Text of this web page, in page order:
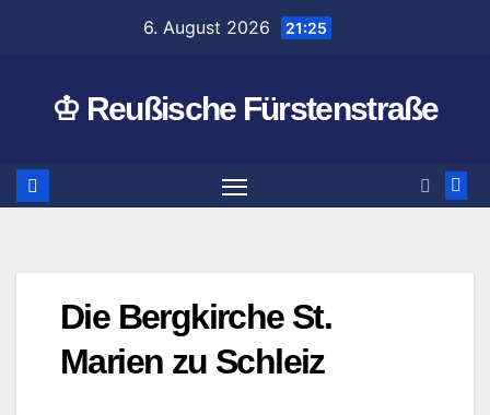
6. August 2026 21:25
♔ Reußische Fürstenstraße
Die Bergkirche St.
Marien zu Schleiz